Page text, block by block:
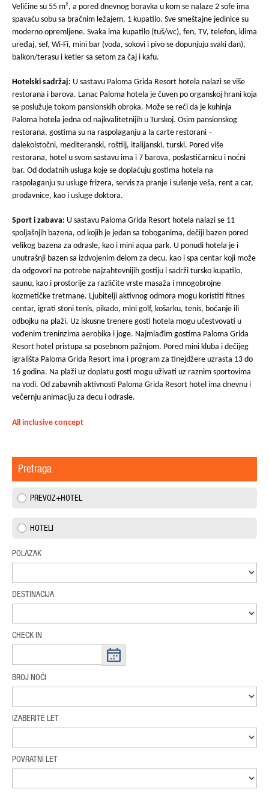
Veličine su 55 m², a pored dnevnog boravka u kom se nalaze 2 sofe ima
spavaću sobu sa bračnim ležajem, 1 kupatilo. Sve smeštajne jedinice su
moderno opremljene. Svaka ima kupatilo (tuš/wc), fen, TV, telefon, klima
uređaj, sef, Wi-Fi, mini bar (voda, sokovi i pivo se dopunjuju svaki dan),
balkon/terasu i ketler sa setom za čaj i kafu.
Hotelski sadržaj: U sastavu Paloma Grida Resort hotela nalazi se više
restorana i barova. Lanac Paloma hotela je čuven po organskoj hrani koja
se poslužuje tokom pansionskih obroka. Može se reći da je kuhinja
Paloma hotela jedna od najkvalitetnijih u Turskoj. Osim pansionskog
restorana, gostima su na raspolaganju a la carte restorani –
dalekoistočni, mediteranski, roštilj, italijanski, turski. Pored više
restorana, hotel u svom sastavu ima i 7 barova, poslastičarnicu i noćni
bar. Od dodatnih usluga koje se doplaćuju gostima hotela na
raspolaganju su usluge frizera, servis za pranje i sušenje veša, rent a car,
prodavnice, kao i usluge doktora.
Sport i zabava: U sastavu Paloma Grida Resort hotela nalazi se 11
spoljašnjih bazena, od kojih je jedan sa toboganima, dečiji bazen pored
velikog bazena za odrasle, kao i mini aqua park. U ponudi hotela je i
unutrašnji bazen sa izdvojenim delom za decu, kao i spa centar koji može
da odgovori na potrebe najzahtevnijih gostiju i sadrži tursko kupatilo,
saunu, kao i prostorije za različite vrste masaža i mnogobrojne
kozmetičke tretmane. Ljubitelji aktivnog odmora mogu koristiti fitnes
centar, igrati stoni tenis, pikado, mini golf, košarku, tenis, boćanje ili
odbojku na plaži. Uz iskusne trenere gosti hotela mogu učestvovati u
vođenim treninzima aerobika i joge. Najmlađim gostima Paloma Grida
Resort hotel pristupa sa posebnom pažnjom. Pored mini kluba i dečijeg
igrališta Paloma Grida Resort ima i program za tinejdžere uzrasta 13 do
16 godina. Na plaži uz doplatu gosti mogu uživati uz raznim sportovima
na vodi. Od zabavnih aktivnosti Paloma Grida Resort hotel ima dnevnu i
večernju animaciju za decu i odrasle.
All inclusive concept
Pretraga
PREVOZ+HOTEL
HOTELI
POLAZAK
DESTINACIJA
CHECK IN
BROJ NOĆI
IZABERITE LET
POVRATNI LET